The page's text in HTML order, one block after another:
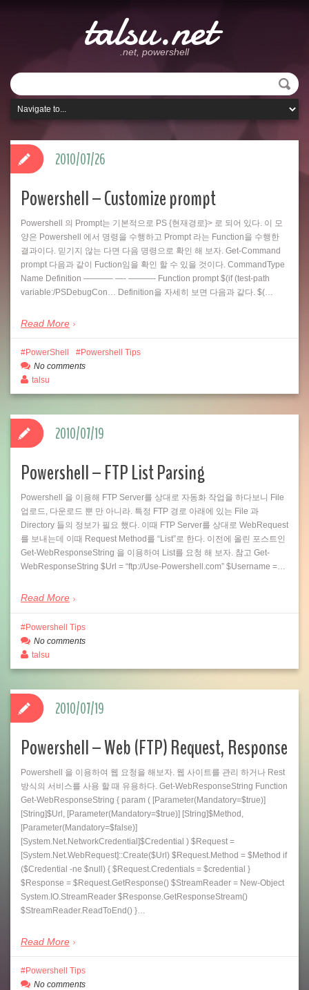
talsu.net
.net, powershell
Powershell – Customize prompt
Powershell 의 Prompt는 기본적으로 PS {현재경로}> 로 되어 있다. 이 모
양은 Powershell 에서 명령을 수행하고 Prompt 라는 Function을 수행한
결과이다. 믿기지 않는 다면 다음 명령으로 확인 해 보자. Get-Command
prompt 다음과 같이 Fuction임을 확인 할 수 있을 것이다. CommandType
Name Definition ———– —- ———- Function prompt $(if (test-path
variable:/PSDebugCon… Definition을 자세히 보면 다음과 같다. $(…
Read More
2010/07/26
PowerShell
Powershell Tips
No comments
talsu
Powershell – FTP List Parsing
Powershell 을 이용해 FTP Server를 상대로 자동화 작업을 하다보니 File
업로드, 다운로드 뿐 만 아니라. 특정 FTP 경로 아래에 있는 File 과
Directory 들의 정보가 필요 했다. 이때 FTP Server를 상대로 WebRequest
를 보내는데 이때 Request Method를 “List”로 한다. 이전에 올린 포스트인
Get-WebResponseString 을 이용하여 List를 요청 해 보자. 참고 Get-
WebResponseString $Url = “ftp://Use-Powershell.com” $Username =…
Read More
2010/07/19
Powershell Tips
No comments
talsu
Powershell – Web (FTP) Request, Response
Powershell 을 이용하여 웹 요청을 해보자. 웹 사이트를 관리 하거나 Rest
방식의 서비스를 사용 할 때 유용하다. Get-WebResponseString Function
Get-WebResponseString { param ( [Parameter(Mandatory=$true)]
[String]$Url, [Parameter(Mandatory=$true)] [String]$Method,
[Parameter(Mandatory=$false)]
[System.Net.NetworkCredential]$Credential ) $Request =
[System.Net.WebRequest]::Create($Url) $Request.Method = $Method if
($Credential -ne $null) { $Request.Credentials = $credential }
$Response = $Request.GetResponse() $StreamReader = New-Object
System.IO.StreamReader $Response.GetResponseStream()
$StreamReader.ReadToEnd() }…
Read More
2010/07/19
Powershell Tips
No comments